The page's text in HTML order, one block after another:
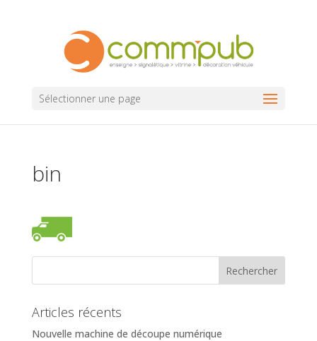
Sélectionner une page
bin
Articles récents
Nouvelle machine de découpe numérique